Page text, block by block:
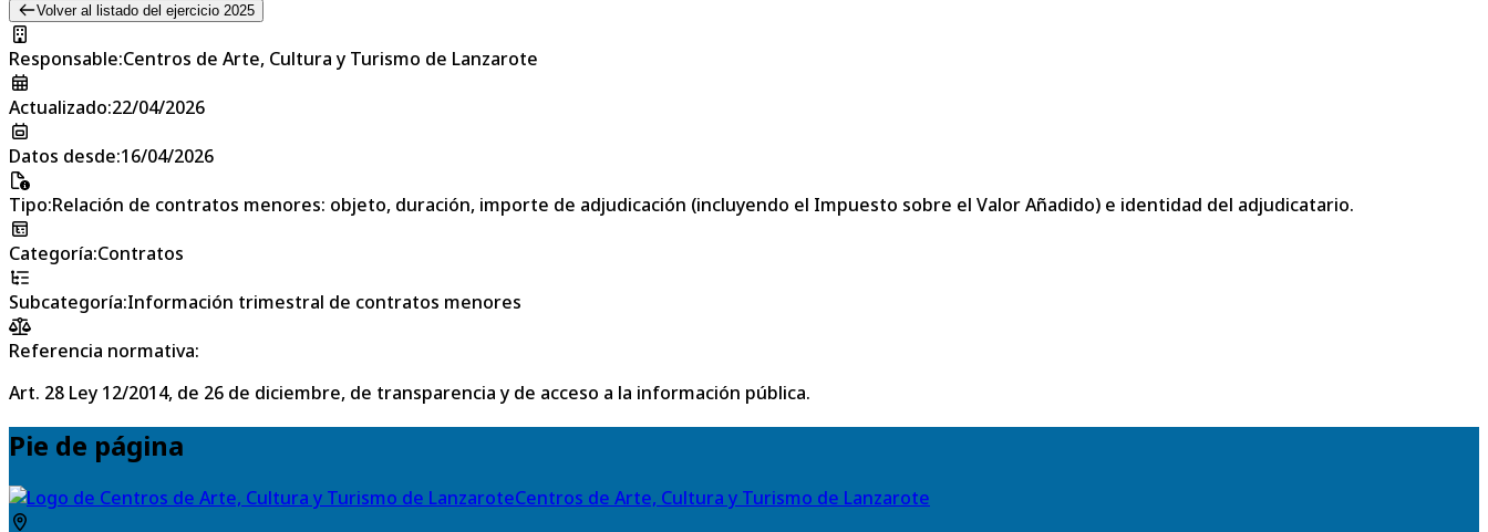
Volver al listado del ejercicio 2025
Responsable:Centros de Arte, Cultura y Turismo de Lanzarote
Actualizado:22/04/2026
Datos desde:16/04/2026
Tipo:Relación de contratos menores: objeto, duración, importe de adjudicación (incluyendo el Impuesto sobre el Valor Añadido) e identidad del adjudicatario.
Categoría:Contratos
Subcategoría:Información trimestral de contratos menores
Referencia normativa:
Art. 28 Ley 12/2014, de 26 de diciembre, de transparencia y de acceso a la información pública.
Pie de página
Centros de Arte, Cultura y Turismo de Lanzarote